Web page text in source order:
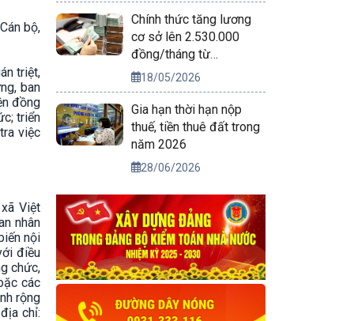
bộ,
triệt,
ban
đồng
triển
việc
Việt
nhân
nội
điều
chức,
các
rộng
chỉ:
Chính thức tăng lương
cơ sở lên 2.530.000
đồng/tháng từ
01/7/2026
18/05/2026
Gia hạn thời hạn nộp
thuế, tiền thuê đất trong
năm 2026
28/06/2026